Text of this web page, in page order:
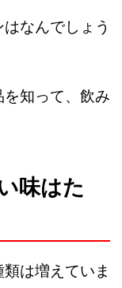
なんでしょう
知って、飲み
味はた
は増えていま